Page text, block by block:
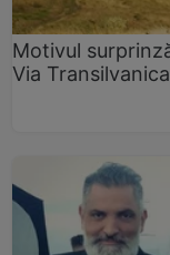
Motivul
Via